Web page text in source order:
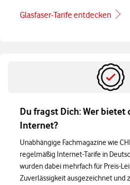
Glasfaser-Tarife entdecken
Du fragst Dich: Wer bietet
Internet?
Unabhängige Fachmagazine wie
regelmäßig Internet-Tarife in
wurden dabei mehrfach für Preis-
Zuverlässigkeit ausgezeichnet und